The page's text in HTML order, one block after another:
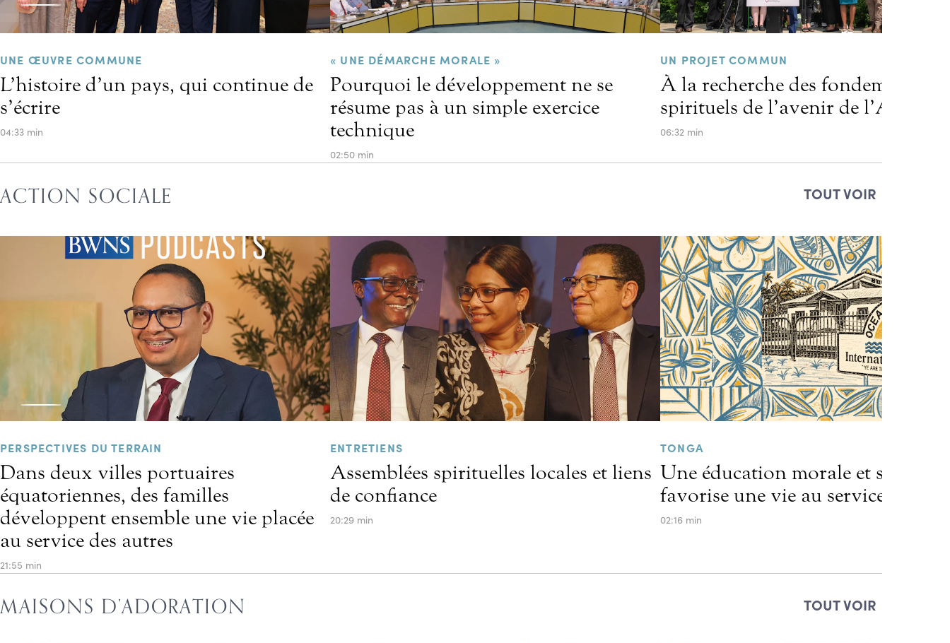
UNE ŒUVRE COMMUNE
L’histoire d’un pays, qui continue de
s’écrire
04:33 min
« UNE DÉMARCHE MORALE »
Pourquoi le développement ne se
résume pas à un simple exercice
technique
02:50 min
UN PROJET COMMUN
À la recherche des fondements
spirituels de l’avenir de
06:32 min
ACTION SOCIALE TOUT VOIR
PERSPECTIVES DU TERRAIN
Dans deux villes portuaires
équatoriennes, des familles
développent ensemble une vie placée
au service des autres
21:55 min
ENTRETIENS
Assemblées spirituelles locales et liens
de confiance
20:29 min
TONGA
Une éducation morale et scolaire
favorise une vie au service des
02:16 min
MAISONS D’ADORATION TOUT VOIR